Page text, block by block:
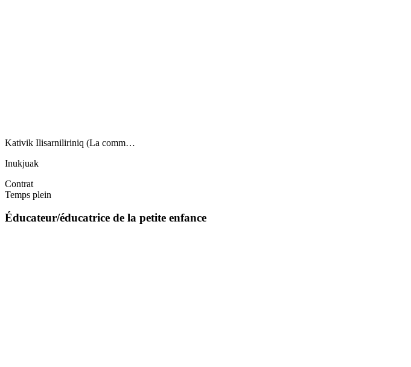
Kativik Ilisarniliriniq (La comm…
Inukjuak
Contrat
Temps plein
Éducateur/éducatrice de la petite enfance